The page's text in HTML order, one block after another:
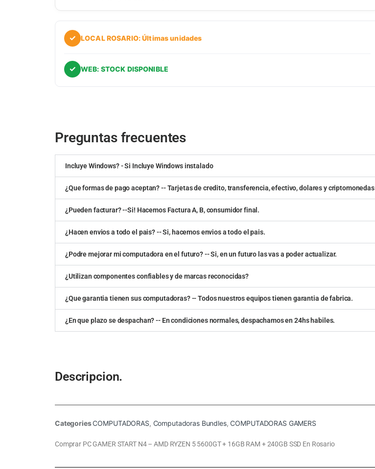
✓ LOCAL ROSARIO: Últimas unidades
✓ WEB: STOCK DISPONIBLE
Preguntas frecuentes
Incluye Windows? - Si Incluye Windows instalado
¿Que formas de pago aceptan? -- Tarjetas de credito, transferencia, efectivo, dolares y criptomonedas
¿Pueden facturar? --Si! Hacemos Factura A, B, consumidor final.
¿Hacen envios a todo el pais? -- Si, hacemos envios a todo el pais.
¿Podre mejorar mi computadora en el futuro? -- Si, en un futuro las vas a poder actualizar.
¿Utilizan componentes confiables y de marcas reconocidas?
¿Que garantia tienen sus computadoras? -- Todos nuestros equipos tienen garantia de fabrica.
¿En que plazo se despachan? -- En condiciones normales, despachamos en 24hs habiles.
Descripcion.
CategoriesCOMPUTADORAS, Computadoras Bundles, COMPUTADORAS GAMERS
Comprar PC GAMER START N4 – AMD RYZEN 5 5600GT + 16GB RAM + 240GB SSD En Rosario